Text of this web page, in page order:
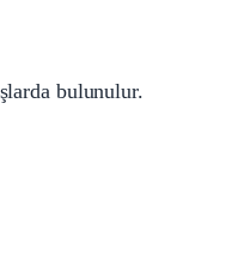
bulunulur.